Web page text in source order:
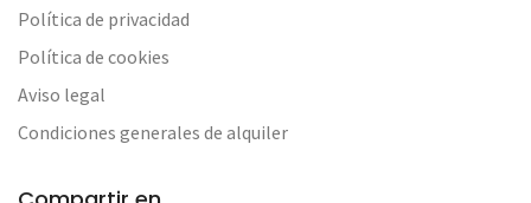
Política de privacidad
Política de cookies
Aviso legal
Condiciones generales de alquiler